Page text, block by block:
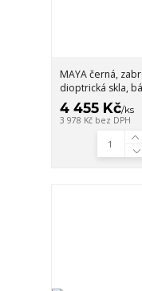
MAYA černá,
dioptrická skla,
4 455 Kč/ks
3 978 Kč bez DPH